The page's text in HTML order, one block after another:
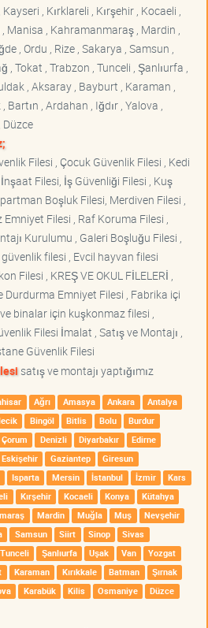
, Kırklareli , Kırşehir , Kocaeli ,
Manisa , Kahramanmaraş , Mardin ,
, Ordu , Rize , Sakarya , Samsun ,
, Tokat , Trabzon , Tunceli , Şanlıurfa ,
, Aksaray , Bayburt , Karaman ,
Bartın , Ardahan , Iğdır , Yalova ,
Düzce
Filesi , Çocuk Güvenlik Filesi , Kedi
Filesi, İş Güvenliği Filesi , Kuş
Boşluk Filesi, Merdiven Filesi ,
Filesi , Raf Koruma Filesi ,
Kurulumu , Galeri Boşluğu Filesi ,
filesi , Evcil hayvan filesi
Filesi , KREŞ VE OKUL FİLELERİ ,
Durdurma Emniyet Filesi , Fabrika içi
binalar için kuşkonmaz filesi ,
Filesi İmalat , Satış ve Montajı ,
Güvenlik Filesi
satış ve montajı yaptığımız
Ağrı Amasya Ankara
Antalya
Bingöl Bitlis Bolu
Burdur
Çorum Denizli Diyarbakır
Edirne
Eskişehir Gaziantep
Giresun
Isparta Mersin İstanbul İzmir
Kars
Kırşehir Kocaeli Konya
Kütahya
Mardin Muğla Muş
Nevşehir
Samsun Siirt Sinop
Sivas
Tunceli Şanlıurfa Uşak Van
Yozgat
Karaman Kırıkkale Batman
Şırnak
Karabük Kilis Osmaniye Düzce